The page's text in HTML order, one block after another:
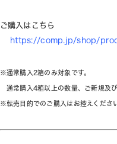
ご購入はこちら
https://comp.jp/shop/
※通常購入2箱のみ対象です。
通常購入4箱以上の数量、ご新規及
※転売目的でのご購入はお控えくださ